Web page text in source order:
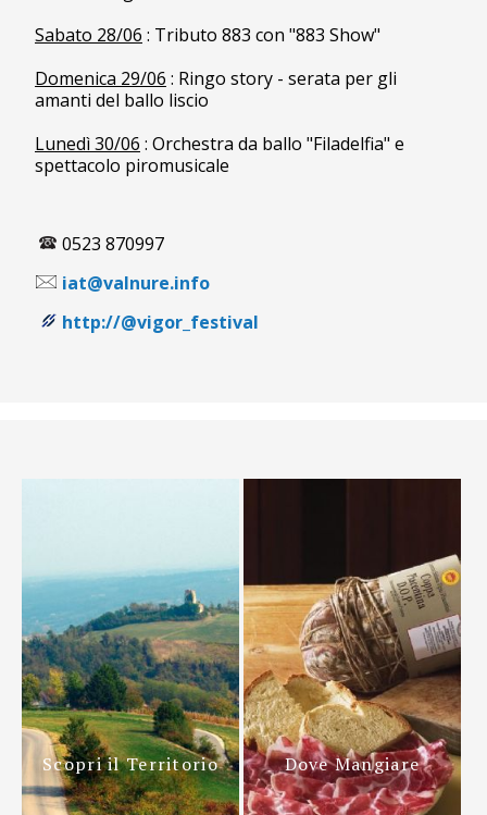
Sabato 28/06 : Tributo 883 con "883 Show"
Domenica 29/06 : Ringo story - serata per gli
amanti del ballo liscio
Lunedì 30/06 : Orchestra da ballo "Filadelfia" e
spettacolo piromusicale
0523 870997
iat@valnure.info
http://@vigor_festival
Scopri il Territorio Dove Mangiare